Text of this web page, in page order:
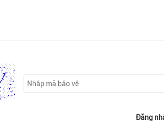
Đăng